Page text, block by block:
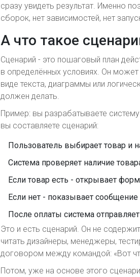
сразу увидеть результат. Именно
сборок, нет зависимостей, нет
А что такое
Сценарий - это пошаговый план
в определённых условиях. Он
виде текста, диаграммы или
должен делать.
Пример: вы разрабатываете
вы составляете сценарий:
Пользователь выбирает товар и
Система проверяет наличие
Если товар есть - открывает
Если нет - показывает сообщение
После оплаты система
Это и есть сценарий. Он не
читать дизайнеры, менеджеры,
договором между командой: «Вот
Потом, уже на основе этого